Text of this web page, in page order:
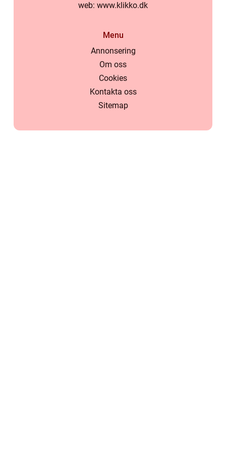
web: www.klikko.dk
Menu
Annonsering
Om oss
Cookies
Kontakta oss
Sitemap